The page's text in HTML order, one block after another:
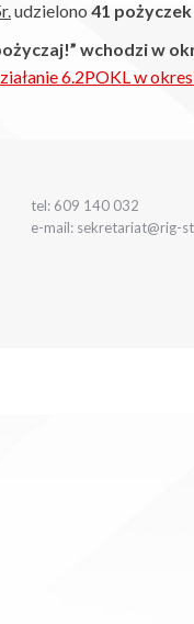
udzielono41 pożyczek
wchodzi w
6.2POKL w
tel: 609 140 032
e-mail: sekretariat@rig-